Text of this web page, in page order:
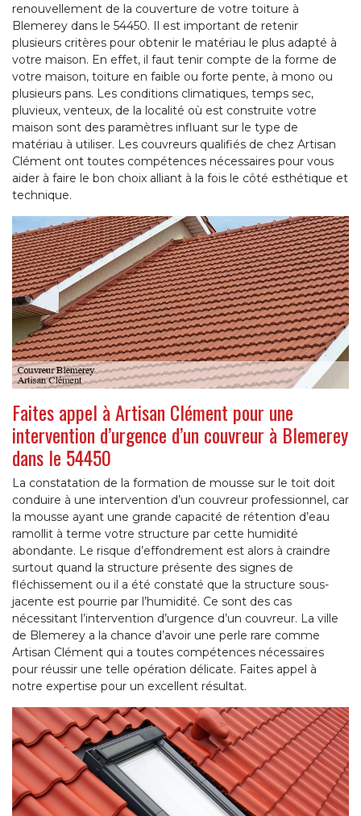
renouvellement de la couverture de votre toiture à
Blemerey dans le 54450. Il est important de retenir
plusieurs critères pour obtenir le matériau le plus adapté à
votre maison. En effet, il faut tenir compte de la forme de
votre maison, toiture en faible ou forte pente, à mono ou
plusieurs pans. Les conditions climatiques, temps sec,
pluvieux, venteux, de la localité où est construite votre
maison sont des paramètres influant sur le type de
matériau à utiliser. Les couvreurs qualifiés de chez Artisan
Clément ont toutes compétences nécessaires pour vous
aider à faire le bon choix alliant à la fois le côté esthétique et
technique.
Faites appel à Artisan Clément pour une
intervention d’urgence d’un couvreur à Blemerey
dans le 54450
La constatation de la formation de mousse sur le toit doit
conduire à une intervention d’un couvreur professionnel, car
la mousse ayant une grande capacité de rétention d’eau
ramollit à terme votre structure par cette humidité
abondante. Le risque d’effondrement est alors à craindre
surtout quand la structure présente des signes de
fléchissement ou il a été constaté que la structure sous-
jacente est pourrie par l’humidité. Ce sont des cas
nécessitant l’intervention d’urgence d’un couvreur. La ville
de Blemerey a la chance d’avoir une perle rare comme
Artisan Clément qui a toutes compétences nécessaires
pour réussir une telle opération délicate. Faites appel à
notre expertise pour un excellent résultat.